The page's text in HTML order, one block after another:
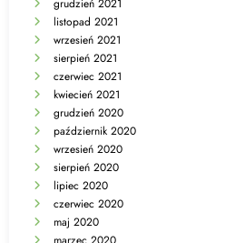
grudzień 2021
listopad 2021
wrzesień 2021
sierpień 2021
czerwiec 2021
kwiecień 2021
grudzień 2020
październik 2020
wrzesień 2020
sierpień 2020
lipiec 2020
czerwiec 2020
maj 2020